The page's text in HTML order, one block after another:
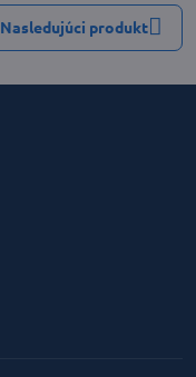
Nasledujúci produkt